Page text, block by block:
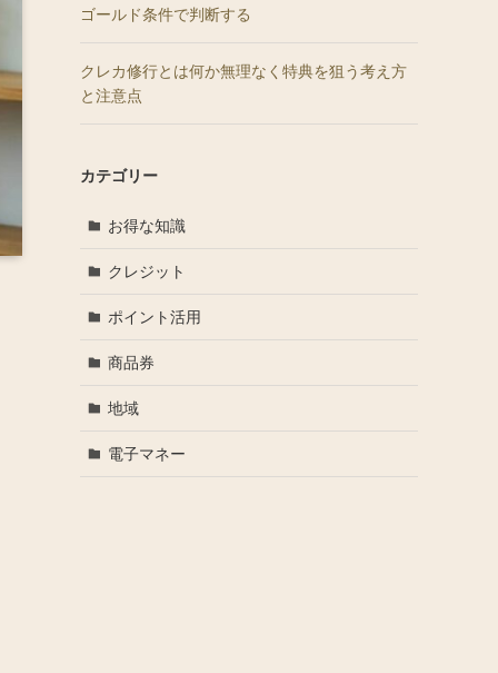
ゴールド条件で判断する
クレカ修行とは何か無理なく特典を狙う考え方
と注意点
カテゴリー
お得な知識
クレジット
ポイント活用
商品券
地域
電子マネー